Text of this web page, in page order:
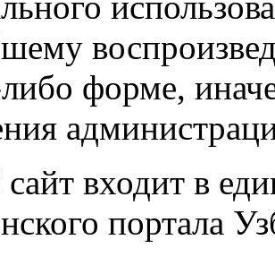
форме,
входит в
портала